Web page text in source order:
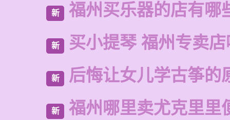
新 福州买乐器的店有哪
新 买小提琴 福州专卖
新 后悔让女儿学古筝的
新 福州哪里卖尤克里里